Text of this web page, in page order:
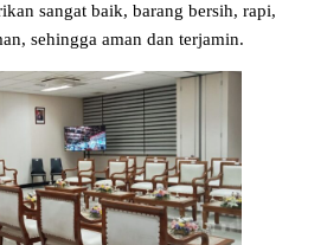
sangat baik, barang bersih, rapi,
sehingga aman dan terjamin.